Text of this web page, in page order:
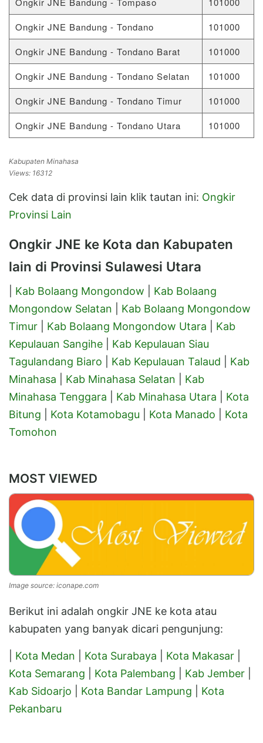
Ongkir JNE Bandung - Tondano
101000
Ongkir JNE Bandung - Tondano Barat
101000
Ongkir JNE Bandung - Tondano Selatan
101000
Ongkir JNE Bandung - Tondano Timur
101000
Ongkir JNE Bandung - Tondano Utara
101000
Kabupaten Minahasa
Views: 16312
Cek data di provinsi lain klik tautan ini: Ongkir
Provinsi Lain
Ongkir JNE ke Kota dan Kabupaten
lain di Provinsi Sulawesi Utara
Kab Bolaang Mongondow
Kab Bolaang
Mongondow Selatan
Kab Bolaang Mongondow
Timur
Kab Bolaang Mongondow Utara
Kab
Kepulauan Sangihe
Kab Kepulauan Siau
Tagulandang Biaro
Kab Kepulauan Talaud
Kab
Minahasa
Kab Minahasa Selatan
Kab
Minahasa Tenggara
Kab Minahasa Utara
Kota
Bitung
Kota Kotamobagu Kota Manado
Kota
Tomohon
MOST VIEWED
Image source: iconape.com
Berikut ini adalah ongkir JNE ke kota atau
kabupaten yang banyak dicari pengunjung:
Kota Medan Kota Surabaya Kota Makasar
Kota Semarang
Kota Palembang Kab Jember
Kab Sidoarjo
Kota Bandar Lampung
Kota
Pekanbaru